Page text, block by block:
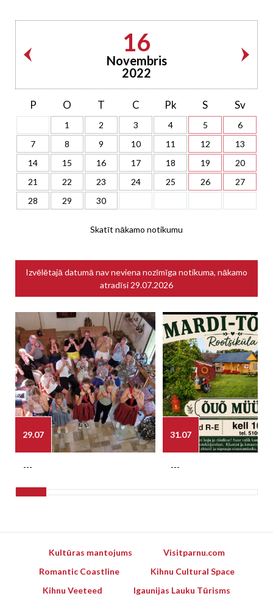
16
Novembris
2022
P O T C Pk S Sv
1 2 3 4 5
6
7
8 9 10 11 12
13
14
15 16 17 18 19
20
21
22 23 24 25 26
27
28
29 30
Skatīt nākamo notikumu
Izvēlētajā datumā nav neviena nozīmīga notikuma, nākamo
atradīsi 29.07.2026
29.07
---
31.07
---
Kultūras mantojums
Visitparnu.com
Romantic Coastline
Kihnu Cultural Space
Kihnu Veeteed
Igaunijas Lauku Tūrisms